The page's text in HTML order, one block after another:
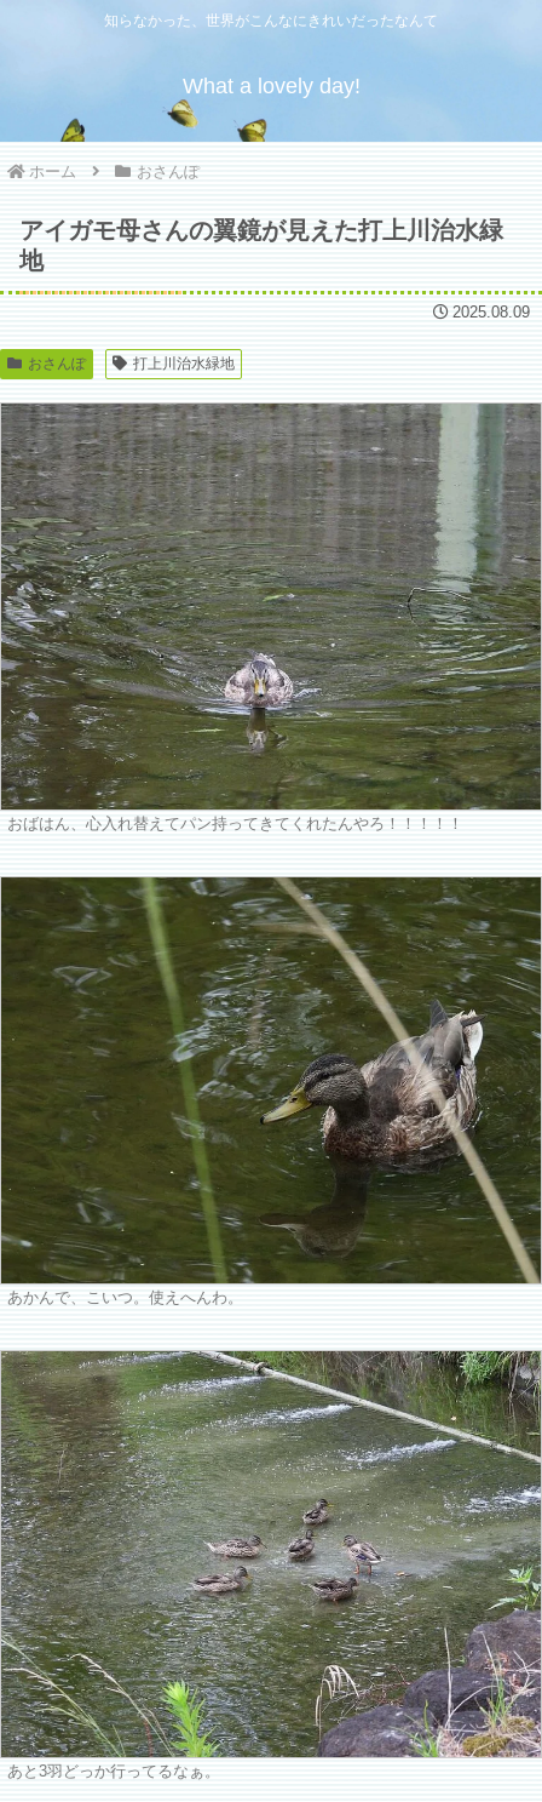
知らなかった、世界がこんなにきれいだったなんて
What a lovely day!
ホーム おさんぽ
アイガモ母さんの翼鏡が見えた打上川治水緑
地
2025.08.09
おさんぽ 打上川治水緑地
おばはん、心入れ替えてパン持ってきてくれたんやろ！！！！！
あかんで、こいつ。使えへんわ。
あと3羽どっか行ってるなぁ。